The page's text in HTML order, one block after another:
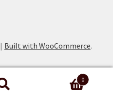
Built with WooCommerce.
0